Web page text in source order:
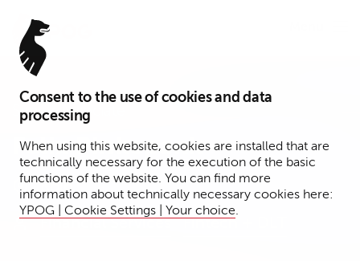
Consent to the use of cookies and data
processing
When using this website, cookies are installed that are
technically necessary for the execution of the basic
functions of the website. You can find more
information about technically necessary cookies here:
YPOG | Cookie Settings | Your choice.
Senior Associate
Felix Pinkepank
Köln